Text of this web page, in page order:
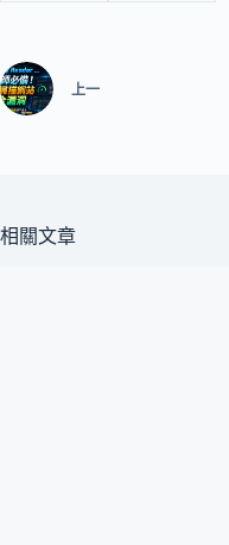
上一
相關文章